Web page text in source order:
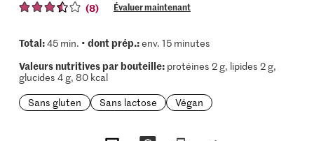
(8) Évaluer maintenant
Total:45 min. • dont prép.:env. 15 minutes
Valeurs nutritives par bouteille:protéines 2 g, lipides 2 g,
glucides 4 g, 80 kcal
Sans gluten
Sans lactose Végan